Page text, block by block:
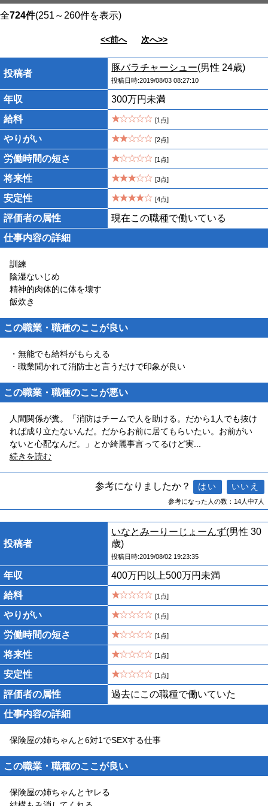
全724件(251～260件を表示)
<<前へ 次へ>>
投稿者
豚バラチャーシュー(男性 24歳)
投稿日時:2019/08/03 08:27:10
年収
300万円未満
給料
[1点]
やりがい [2点]
労働時間の短さ [1点]
将来性 [3点]
安定性 [4点]
評価者の属性
現在この職種で働いている
仕事内容の詳細
訓練
陰湿ないじめ
精神的肉体的に体を壊す
飯炊き
この職業・職種のここが良い
・無能でも給料がもらえる
・職業聞かれて消防士と言うだけで印象が良い
この職業・職種のここが悪い
人間関係が糞。「消防はチームで人を助ける。だから1人でも抜け
れば成り立たないんだ。だからお前に居てもらいたい。お前がい
ないと心配なんだ。」とか綺麗事言ってるけど実
続きを読む
参考になりましたか？
参考になった人の数：14人中7人
投稿者
いなとみーりーじょーんず(男性 30
歳)
投稿日時:2019/08/02 19:23:35
年収
400万円以上500万円未満
給料
[1点]
やりがい [1点]
労働時間の短さ [1点]
将来性 [1点]
安定性 [1点]
評価者の属性
過去にこの職種で働いていた
仕事内容の詳細
保険屋の姉ちゃんと6対1でSEXする仕事
この職業・職種のここが良い
保険屋の姉ちゃんとヤレる